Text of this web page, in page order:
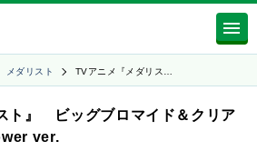
メダリスト TVアニメ『メダリス…
ト』 ビッグブロマイド＆クリア
ver.